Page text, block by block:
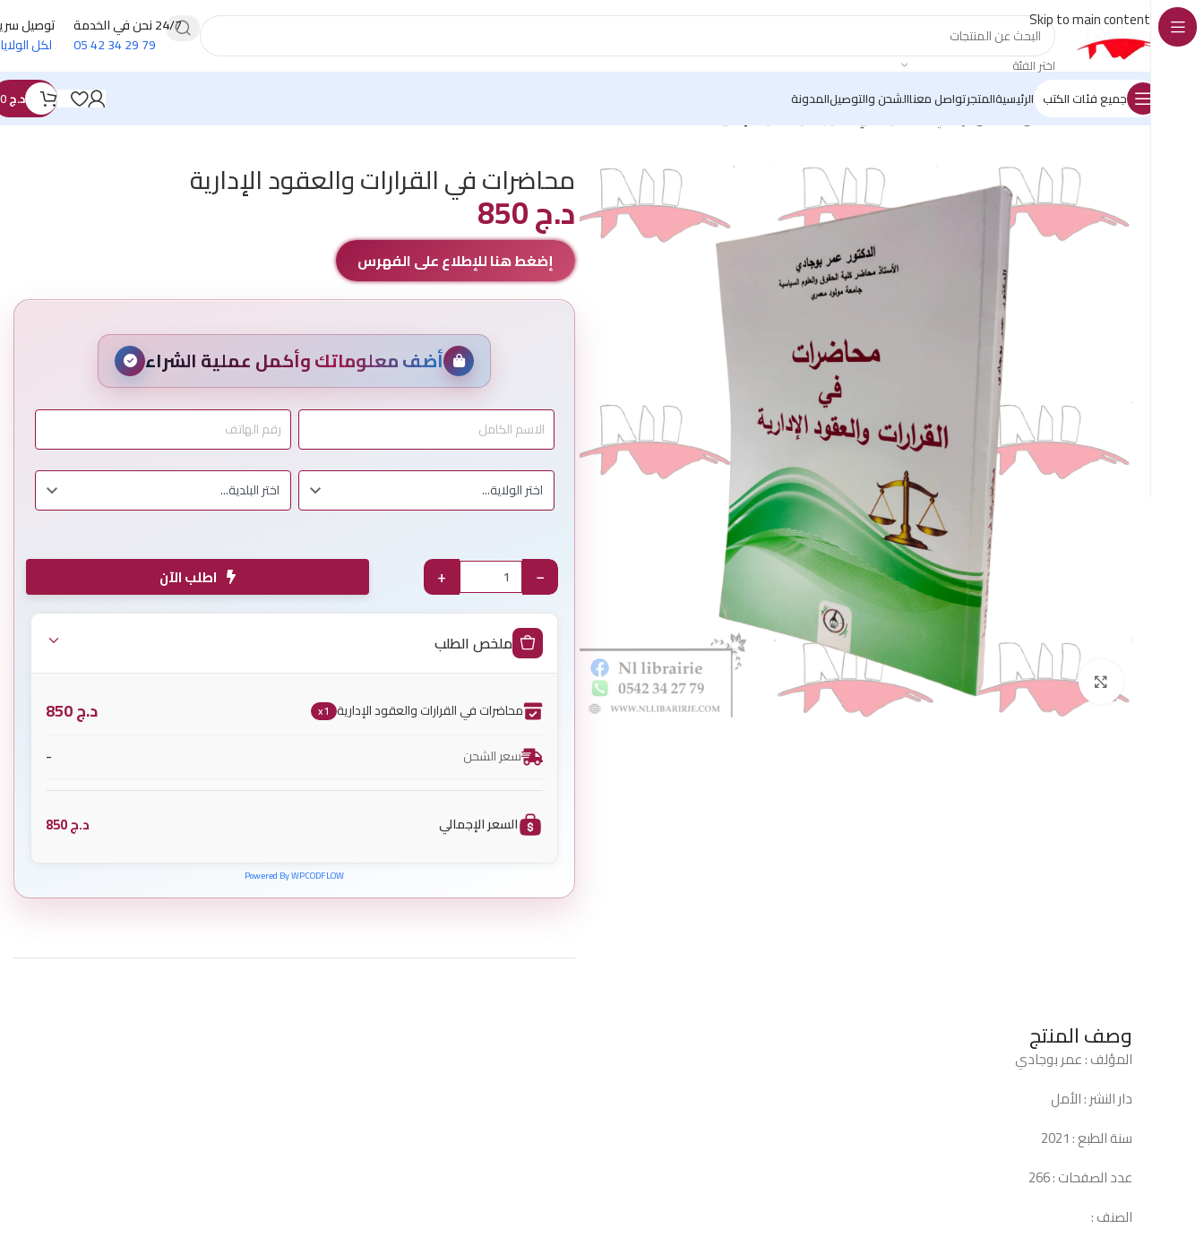
Skip to main content
اختر الفئة
24/7 نحن في الخدمة
79 29 34 42 05
توصيل
لكل
جميع فئات الكتب الرئيسيةالمتجرتواصل معناالشحن والتوصيلالمدونة د.ج
الرئيسية/كتب القانون
Click to enlarge
محاضرات في القرارات والعقود الإدارية
د.ج
إضغط هنا للإطلاع على الفهرس
أضف معلوماتك وأكمل عملية الشراء
−
+ اطلب الآن
ملخص الطلب
محاضرات في القرارات والعقود الإدارية x1 د.ج
سعر الشحن -
السعر الإجمالي د.ج
Powered By WPCODFLOW
وصف المنتج
المؤلف : عمر بوجادي
دار النشر : الأمل
سنة الطبع : 2021
عدد الصفحات : 266
الصنف :